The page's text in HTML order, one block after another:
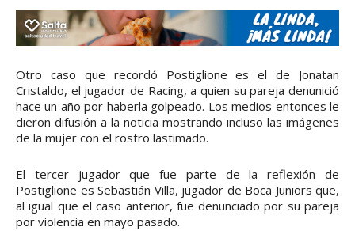
Otro caso que recordó Postiglione es el de Jonatan
Cristaldo, el jugador de Racing, a quien su pareja denunició
hace un año por haberla golpeado. Los medios entonces le
dieron difusión a la noticia mostrando incluso las imágenes
de la mujer con el rostro lastimado.
El tercer jugador que fue parte de la reflexión de
Postiglione es Sebastián Villa, jugador de Boca Juniors que,
al igual que el caso anterior, fue denunciado por su pareja
por violencia en mayo pasado.